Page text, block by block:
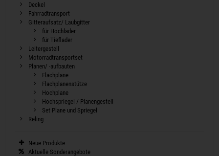
Deckel
Fahrradtransport
Gitteraufsatz/ Laubgitter
für Hochlader
für Tieflader
Leitergestell
Motorradtransportset
Planen/ -aufbauten
Flachplane
Flachplanenstütze
Hochplane
Hochspriegel / Planengestell
Set Plane und Spriegel
Reling
Neue Produkte
Aktuelle Sonderangebote